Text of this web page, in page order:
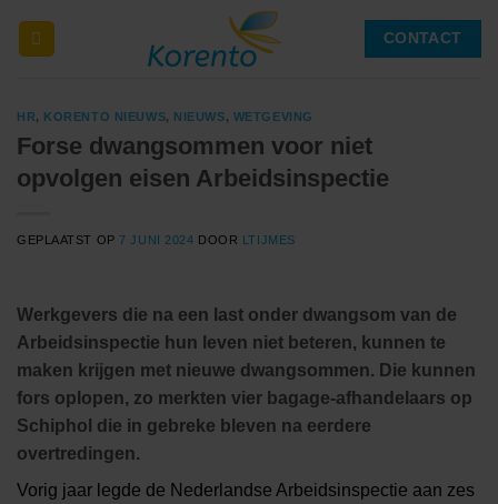
naar
CONTACT
HR, KORENTO NIEUWS, NIEUWS, WETGEVING
Forse dwangsommen voor niet
opvolgen eisen Arbeidsinspectie
GEPLAATST OP 7 JUNI 2024 DOOR LTIJMES
Werkgevers die na een last onder dwangsom van de
Arbeidsinspectie hun leven niet beteren, kunnen te
maken krijgen met nieuwe dwangsommen. Die kunnen
fors oplopen, zo merkten vier bagage-afhandelaars op
Schiphol die in gebreke bleven na eerdere
overtredingen.
Vorig jaar legde de Nederlandse Arbeidsinspectie aan zes